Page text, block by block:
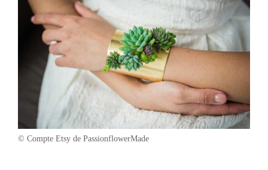
© Compte Etsy de PassionflowerMade